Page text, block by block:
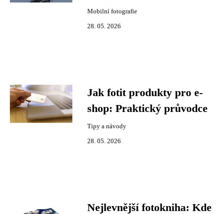
Mobilní fotografie
28. 05. 2026
Jak fotit produkty pro e-
shop: Praktický průvodce
Tipy a návody
28. 05. 2026
Nejlevnější fotokniha: Kde